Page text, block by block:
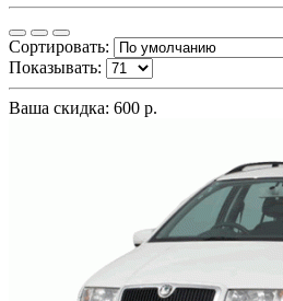
Сортировать:
Показывать:
Ваша скидка: 600 р.